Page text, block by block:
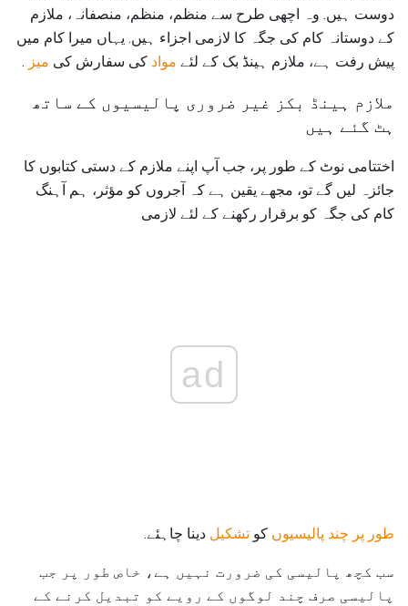
دوست ہیں. وہ اچھی طرح سے منظم، منظم، منصفانہ، ملازم
کے دوستانہ کام کی جگہ کا لازمی اجزاء ہیں. یہاں میرا کام میں
پیش رفت ہے، ملازم ہینڈ بک کے لئے مواد کی سفارش کی میز .
ملازم ہینڈ بکز غیر ضروری پالیسیوں کے ساتھ
ہٹ گئے ہیں
اختتامی نوٹ کے طور پر، جب آپ اپنے ملازم کے دستی کتابوں کا
جائزہ لیں گے تو، مجھے یقین ہے کہ آجروں کو مؤثر، ہم آہنگ
کام کی جگہ کو برقرار رکھنے کے لئے لازمی
ad
طور پر چند پالیسیوں کو تشکیل دینا چاہئے.
سب کچھ پالیسی کی ضرورت نہیں ہے، خاص طور پر جب
پالیسی صرف چند لوگوں کے رویے کو تبدیل کرنے کے